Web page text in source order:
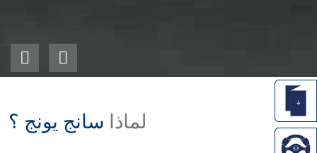
لماذا سانج يونج ؟